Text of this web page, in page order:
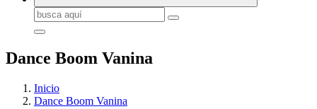
Buscar:
Dance Boom Vanina
Inicio
Dance Boom Vanina